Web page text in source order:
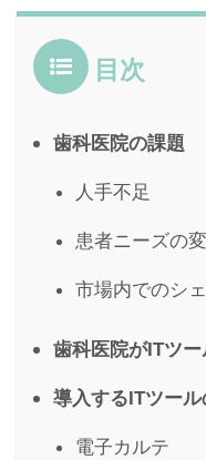
目次
歯科医院の課題
人手不足
患者ニーズの
市場内でのシ
歯科医院がITツ
導入するITツール
電子カルテ